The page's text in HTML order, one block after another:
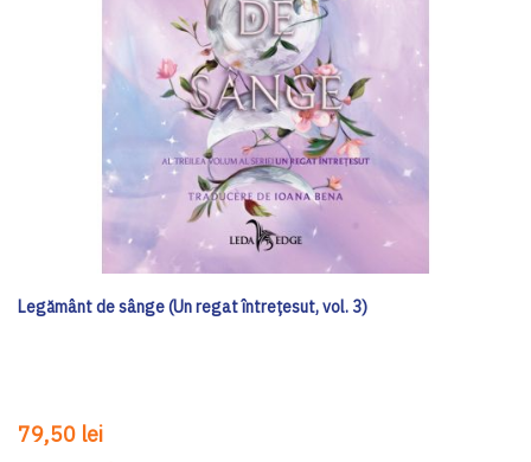
Legământ de sânge (Un regat întrețesut, vol. 3)
79,50 lei